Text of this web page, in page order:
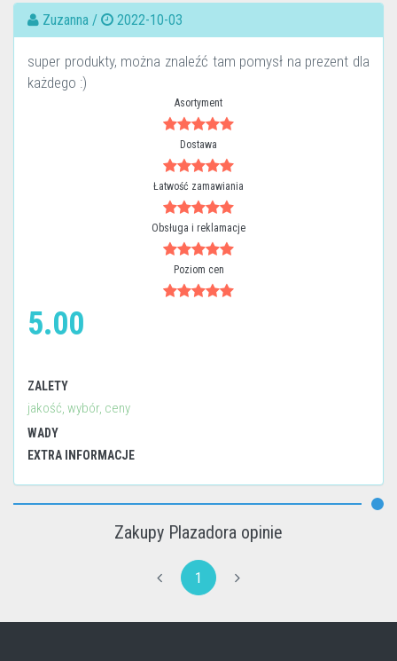
Zuzanna / 2022-10-03
super produkty, można znaleźć tam pomysł na prezent dla
każdego :)
Asortyment
Dostawa
Łatwość zamawiania
Obsługa i reklamacje
Poziom cen
5.00
ZALETY
jakość, wybór, ceny
WADY
EXTRA INFORMACJE
Zakupy Plazadora opinie
1